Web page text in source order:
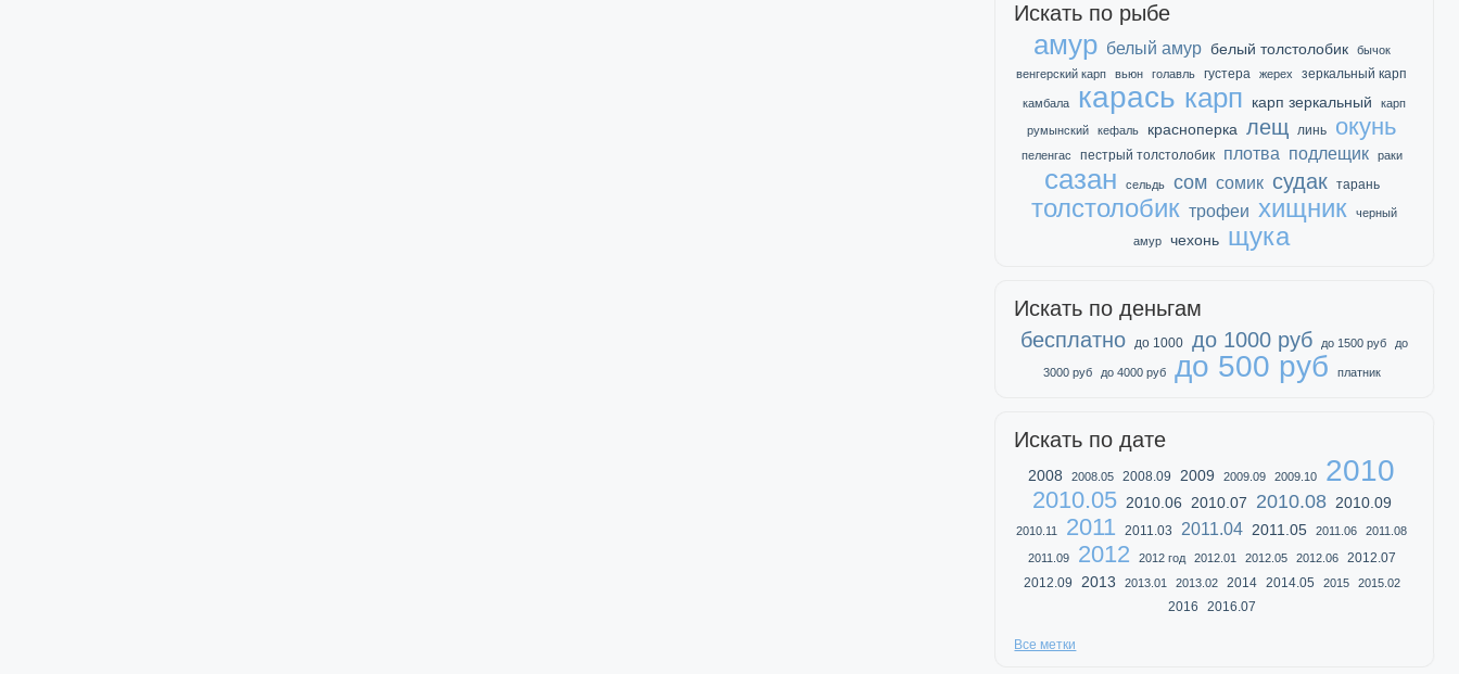
Искать по рыбе
амур белый амур белый толстолобик
бычок
венгерский карп
вьюн голавль густера жерех зеркальный карп
камбала карась карп карп зеркальный карп
румынский кефаль красноперка лещ линь окунь
пеленгас пестрый толстолобик плотва подлещик раки
сазан сельдь сом сомик судак тарань
толстолобик трофеи хищник черный
амур чехонь щука
Искать по деньгам
бесплатно до 1000 до 1000 руб до 1500 руб до
3000 руб до 4000 руб до 500 руб платник
Искать по дате
2008 2008.05 2008.09 2009 2009.09 2009.10 2010
2010.05 2010.06 2010.07 2010.08 2010.09
2010.11 2011 2011.03 2011.04 2011.05 2011.06 2011.08
2011.09 2012 2012 год 2012.01 2012.05 2012.06
2012.07
2012.09
2013 2013.01 2013.02 2014 2014.05 2015 2015.02
2016 2016.07
Все метки